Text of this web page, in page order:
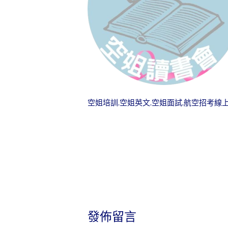
空姐培訓,空姐英文,空姐面試,航空招考線
發佈留言